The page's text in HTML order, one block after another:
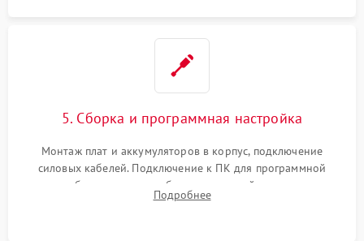
5. Сборка и программная настройка
Монтаж плат и аккумуляторов в корпус, подключение
силовых кабелей. Подключение к ПК для программной
калибровки констант батареи, настройки порогов
срабатывания AVR и сброса счетчиков старения АКБ.
Подробнее